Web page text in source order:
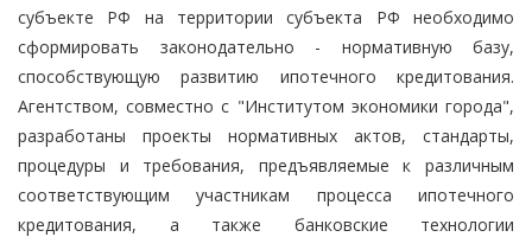
субъекте РФ на территории субъекта РФ необходимо
сформировать законодательно - нормативную базу,
способствующую развитию ипотечного кредитования.
Агентством, совместно с "Институтом экономики города",
разработаны проекты нормативных актов, стандарты,
процедуры и требования, предъявляемые к различным
соответствующим участникам процесса ипотечного
кредитования, а также банковские технологии